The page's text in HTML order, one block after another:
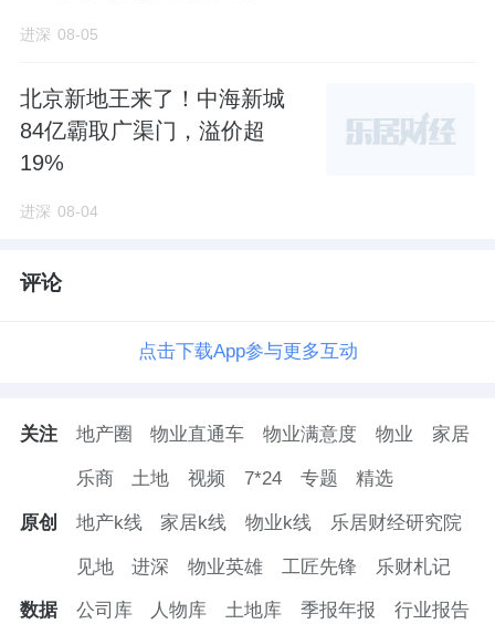
进深 08-05
北京新地王来了！中海新城
84亿霸取广渠门，溢价超
19%
进深 08-04
评论
点击下载App参与更多互动
关注 地产圈 物业直通车 物业满意度 物业 家居
乐商 土地 视频 7*24 专题 精选
原创 地产k线 家居k线 物业k线 乐居财经研究院
见地 进深 物业英雄 工匠先锋 乐财札记
数据 公司库 人物库 土地库 季报年报 行业报告